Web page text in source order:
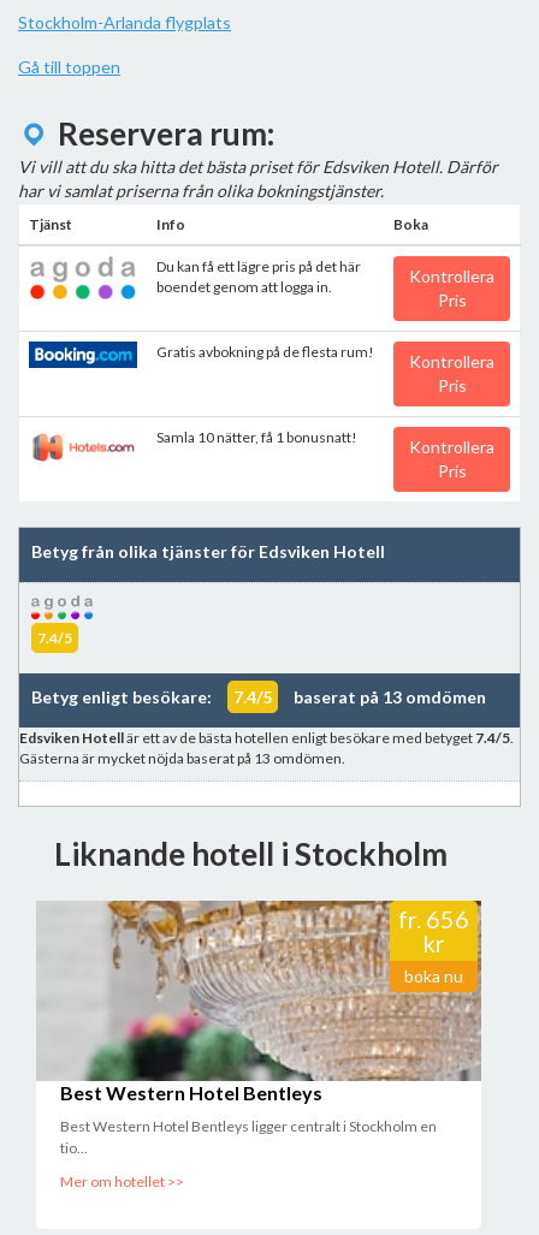
Stockholm-Arlanda flygplats
Gå till toppen
Reservera rum:
Vi vill att du ska hitta det bästa priset för Edsviken Hotell. Därför
har vi samlat priserna från olika bokningstjänster.
Tjänst Info Boka
Du kan få ett lägre pris på det här
boendet genom att logga in.
Kontrollera
Pris
Gratis avbokning på de flesta rum!
Kontrollera
Pris
Samla 10 nätter, få 1 bonusnatt!
Kontrollera
Pris
Betyg från olika tjänster för Edsviken Hotell
7.4/5
Betyg enligt besökare: 7.4/5 baserat på 13 omdömen
Edsviken Hotellär ett av de bästa hotellen enligt besökare med betyget 7.4/5.
Gästerna är mycket nöjda baserat på 13 omdömen.
Liknande hotell i Stockholm
fr. 656
kr
boka nu
Best Western Hotel Bentleys
Best Western Hotel Bentleys ligger centralt i Stockholm en
tio...
Mer om hotellet >>